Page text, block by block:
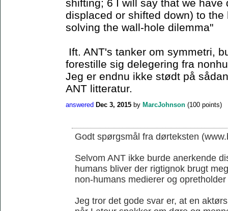
shifting; 6 I will say that we have
displaced or shifted down) to
solving the wall-hole dilemma"
Ift. ANT's tanker om symmetri,
forestille sig delegering fra
Jeg er endnu ikke stødt på
ANT litteratur.
answered Dec 3, 2015 by MarcJohnson (100 points)
Godt spørgsmål fra dørteksten
Selvom ANT ikke burde anerkende
humans bliver der rigtignok brugt
non-humans medierer og
Jeg tror det gode svar er, at en